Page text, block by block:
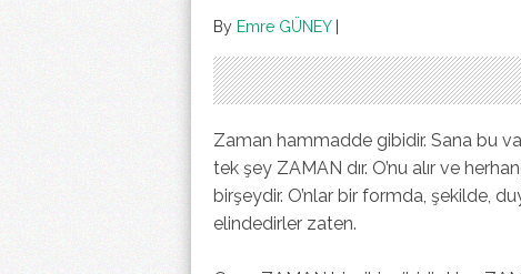
By Emre GÜNEY|
Zaman hammadde gibidir. Sana bu
tek şey ZAMAN dır. O’nu alır ve
birşeydir. O’nlar bir formda, şekilde,
elindedirler zaten.